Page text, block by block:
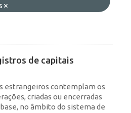
de capitais
estrangeiros contemplam os
criadas ou encerradas
no âmbito do sistema de